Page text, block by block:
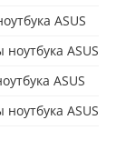
ASUS
ASUS
ASUS
ASUS